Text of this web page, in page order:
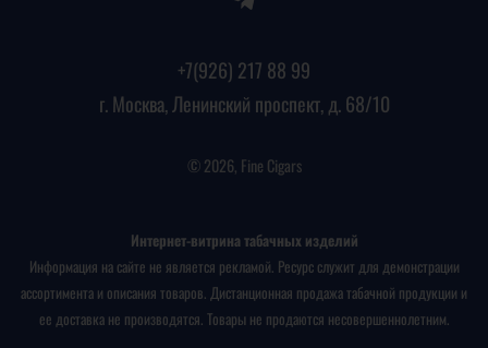
+7(926) 217 88 99
г. Москва, Ленинский проспект, д. 68/10
© 2026, Fine Cigars
Интернет-витрина табачных изделий
Информация на сайте не является рекламой. Ресурс служит для демонстрации
ассортимента и описания товаров. Дистанционная продажа табачной продукции и
ее доставка не производятся. Товары не продаются несовершеннолетним.